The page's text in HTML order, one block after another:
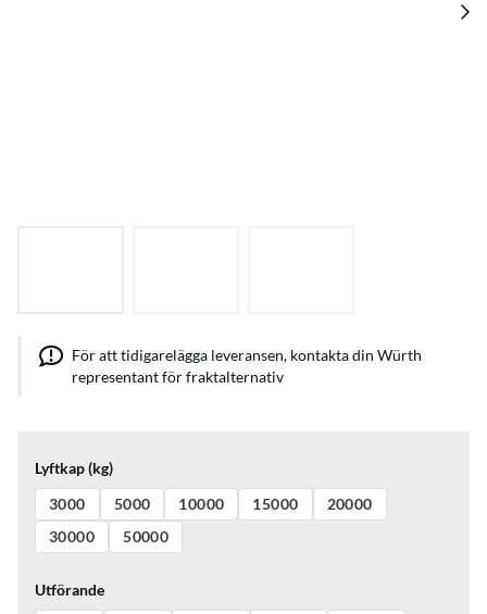
För att tidigarelägga leveransen, kontakta din Würth
representant för fraktalternativ
Lyftkap (kg)
3000
5000 10000 15000
20000
30000
50000
Utförande